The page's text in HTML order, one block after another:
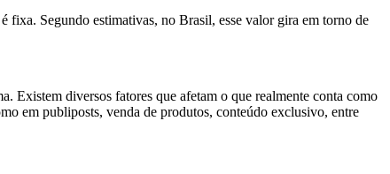
fixa. Segundo estimativas, no Brasil, esse valor gira em torno de
Existem diversos fatores que afetam o que realmente conta como
em publiposts, venda de produtos, conteúdo exclusivo, entre